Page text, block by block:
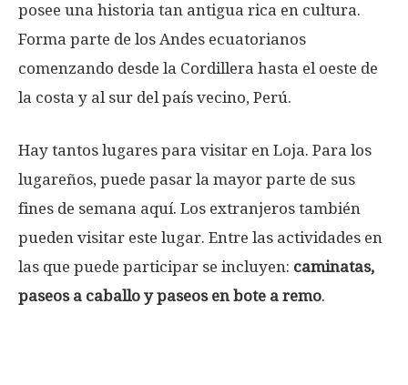
posee una historia tan antigua rica en cultura.
Forma parte de los Andes ecuatorianos
comenzando desde la Cordillera hasta el oeste de
la costa y al sur del país vecino, Perú.
Hay tantos lugares para visitar en Loja. Para los
lugareños, puede pasar la mayor parte de sus
fines de semana aquí. Los extranjeros también
pueden visitar este lugar. Entre las actividades en
las que puede participar se incluyen: caminatas,
paseos a caballo y paseos en bote a remo.